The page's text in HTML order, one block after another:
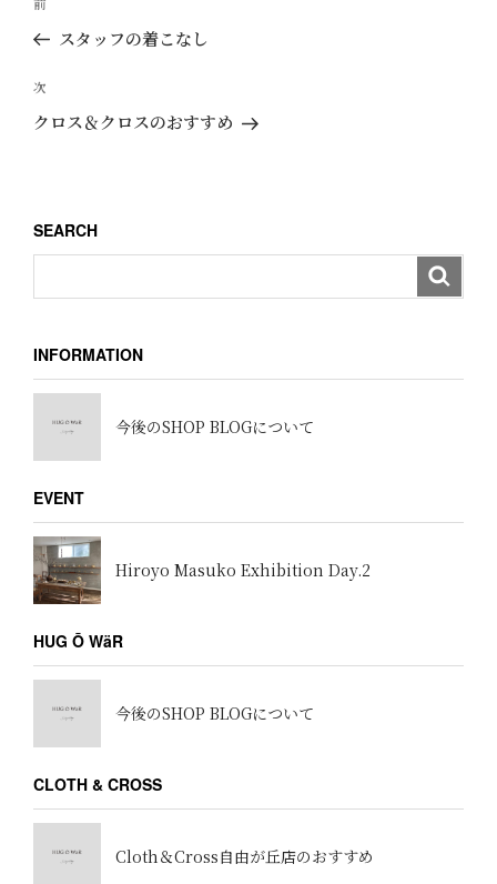
ナ
ビ
ゲ
ン
過
去
投
稿
スタッフの着こなし
次
の
次
クロス＆クロスのおすすめ
SEARCH
INFORMATION
今後のSHOP BLOGについて
EVENT
Hiroyo Masuko Exhibition Day.2
HUG Ō WäR
今後のSHOP BLOGについて
CLOTH & CROSS
Cloth＆Cross自由が丘店のおすすめ